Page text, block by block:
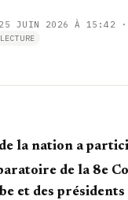
25 JUIN 2026 À 15:42 ·
la nation a
de la 8e
et des